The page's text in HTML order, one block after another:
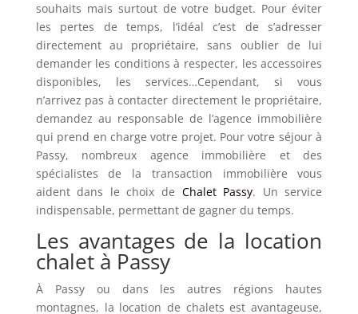
souhaits mais surtout de votre budget. Pour éviter
les pertes de temps, l’idéal c’est de s’adresser
directement au propriétaire, sans oublier de lui
demander les conditions à respecter, les accessoires
disponibles, les services…Cependant, si vous
n’arrivez pas à contacter directement le propriétaire,
demandez au responsable de l’agence immobilière
qui prend en charge votre projet. Pour votre séjour à
Passy, nombreux agence immobilière et des
spécialistes de la transaction immobilière vous
aident dans le choix de Chalet Passy. Un service
indispensable, permettant de gagner du temps.
Les avantages de la location
chalet à Passy
À Passy ou dans les autres régions hautes
montagnes, la location de chalets est avantageuse,